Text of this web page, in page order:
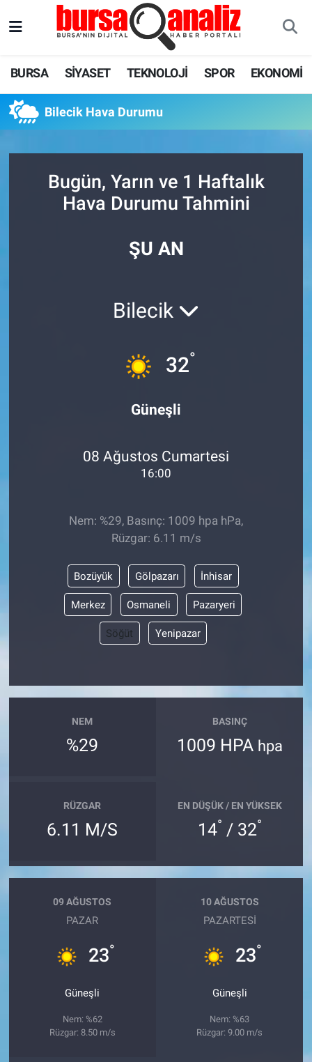
BURSA SİYASET TEKNOLOJİ SPOR EKONOMİ
Bilecik Hava Durumu
Bugün, Yarın ve 1 Haftalık
Hava Durumu Tahmini
ŞU AN
Bilecik
32°
Güneşli
08 Ağustos Cumartesi
16:00
Nem: %29, Basınç: 1009 hpa hPa,
Rüzgar: 6.11 m/s
Bozüyük Gölpazarı İnhisar
Merkez Osmaneli Pazaryeri
Söğüt Yenipazar
NEM
%29
BASINÇ
1009 HPA hpa
RÜZGAR
6.11 M/S
EN DÜŞÜK / EN YÜKSEK
14° / 32°
09 AĞUSTOS
PAZAR
23°
Güneşli
Nem: %62
Rüzgar: 8.50 m/s
10 AĞUSTOS
PAZARTESI
23°
Güneşli
Nem: %63
Rüzgar: 9.00 m/s
EKONOMİ
Tüm Manşetler